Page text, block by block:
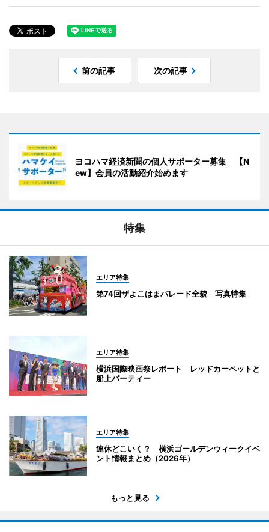
前の記事 次の記事
ヨコハマ経済新聞の個人サポーター募集 【N
ew】会員の活動紹介始めます
特集
エリア特集
第74回ザよこはまパレード全貌 写真特集
エリア特集
横浜国際映画祭レポート レッドカーペットと
船上パーティー
エリア特集
連休どこいく？ 横浜ゴールデンウィークイベ
ント情報まとめ（2026年）
もっと見る